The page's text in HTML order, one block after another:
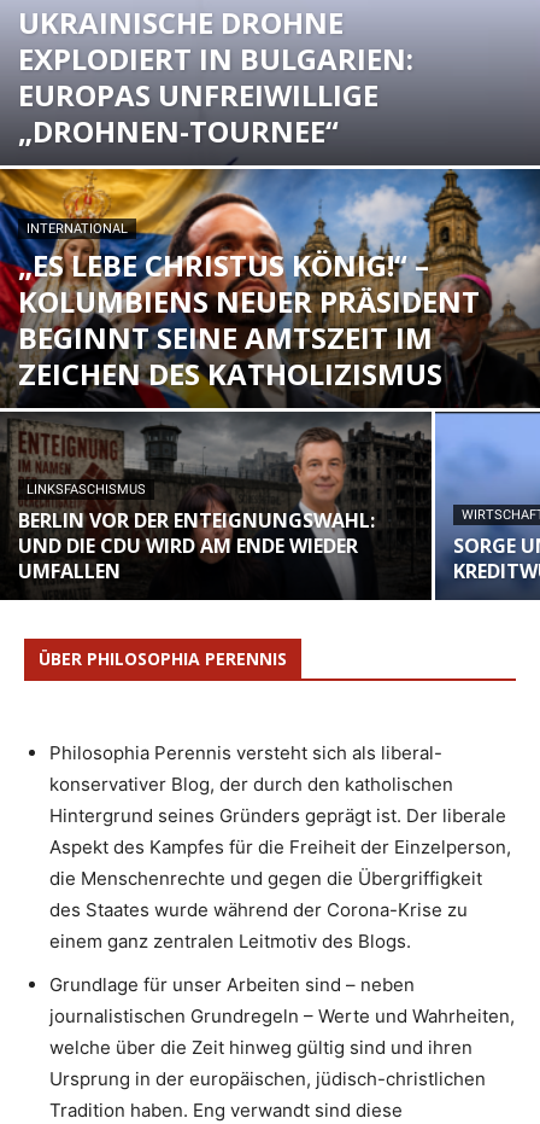
UKRAINISCHE DROHNE
EXPLODIERT IN BULGARIEN:
EUROPAS UNFREIWILLIGE
„DROHNEN-TOURNEE“
INTERNATIONAL
„ES LEBE CHRISTUS KÖNIG!“ –
KOLUMBIENS NEUER PRÄSIDENT
BEGINNT SEINE AMTSZEIT IM
ZEICHEN DES KATHOLIZISMUS
LINKSFASCHISMUS
BERLIN VOR DER ENTEIGNUNGSWAHL:
UND DIE CDU WIRD AM ENDE WIEDER
UMFALLEN
SORGE
ÜBER PHILOSOPHIA PERENNIS
Philosophia Perennis versteht sich als liberal-
konservativer Blog, der durch den katholischen
Hintergrund seines Gründers geprägt ist. Der liberale
Aspekt des Kampfes für die Freiheit der Einzelperson,
die Menschenrechte und gegen die Übergriffigkeit
des Staates wurde während der Corona-Krise zu
einem ganz zentralen Leitmotiv des Blogs.
Grundlage für unser Arbeiten sind – neben
journalistischen Grundregeln – Werte und Wahrheiten,
welche über die Zeit hinweg gültig sind und ihren
Ursprung in der europäischen, jüdisch-christlichen
Tradition haben. Eng verwandt sind diese